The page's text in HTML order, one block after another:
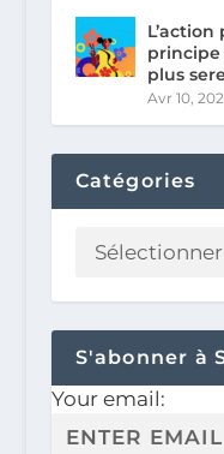
plus
Avr 10,
Catégories
S'abonner à
Your email: